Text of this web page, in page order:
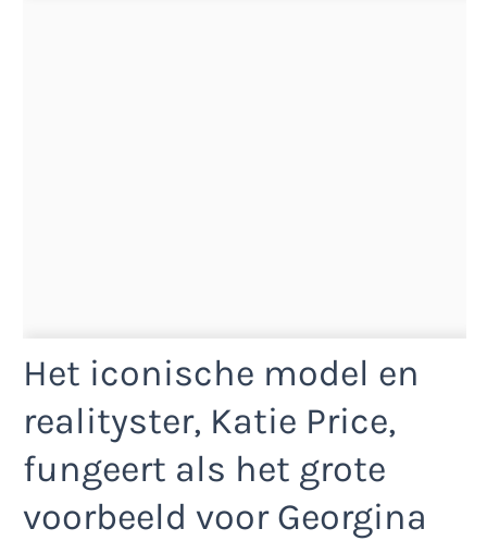
Het iconische model en
realityster, Katie Price,
fungeert als het grote
voorbeeld voor Georgina